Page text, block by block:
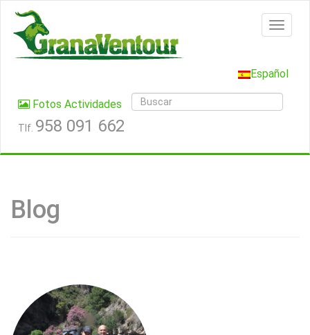
Español
Fotos Actividades
Tlf. 958 091 662
Blog